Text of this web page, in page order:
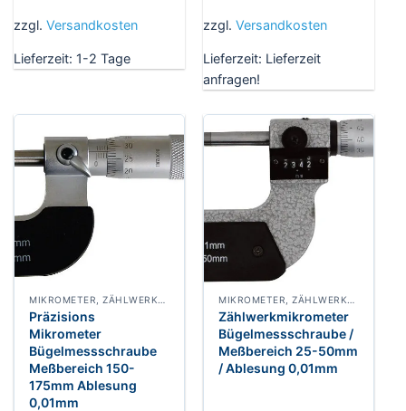
zzgl. Versandkosten
Lieferzeit: 1-2 Tage
zzgl. Versandkosten
Lieferzeit: Lieferzeit
anfragen!
Präzisions
Mikrometer
Bügelmessschraube
Meßbereich 150-
175mm Ablesung
0,01mm
Zählwerkmikrometer
Bügelmessschraube /
Meßbereich 25-50mm
/ Ablesung 0,01mm